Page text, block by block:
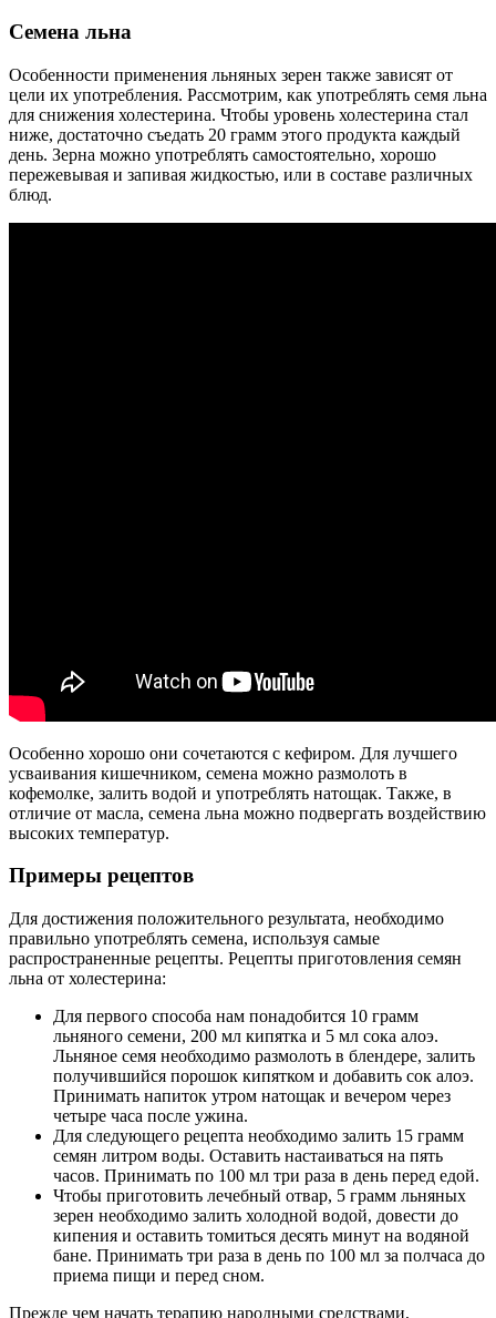
Семена льна
Особенности применения льняных зерен также зависят от
цели их употребления. Рассмотрим, как употреблять семя льна
для снижения холестерина. Чтобы уровень холестерина стал
ниже, достаточно съедать 20 грамм этого продукта каждый
день. Зерна можно употреблять самостоятельно, хорошо
пережевывая и запивая жидкостью, или в составе различных
блюд.
Особенно хорошо они сочетаются с кефиром. Для лучшего
усваивания кишечником, семена можно размолоть в
кофемолке, залить водой и употреблять натощак. Также, в
отличие от масла, семена льна можно подвергать воздействию
высоких температур.
Примеры рецептов
Для достижения положительного результата, необходимо
правильно употреблять семена, используя самые
распространенные рецепты. Рецепты приготовления семян
льна от холестерина:
Для первого способа нам понадобится 10 грамм
льняного семени, 200 мл кипятка и 5 мл сока алоэ.
Льняное семя необходимо размолоть в блендере, залить
получившийся порошок кипятком и добавить сок алоэ.
Принимать напиток утром натощак и вечером через
четыре часа после ужина.
Для следующего рецепта необходимо залить 15 грамм
семян литром воды. Оставить настаиваться на пять
часов. Принимать по 100 мл три раза в день перед едой.
Чтобы приготовить лечебный отвар, 5 грамм льняных
зерен необходимо залить холодной водой, довести до
кипения и оставить томиться десять минут на водяной
бане. Принимать три раза в день по 100 мл за полчаса до
приема пищи и перед сном.
Прежде чем начать терапию народными средствами,